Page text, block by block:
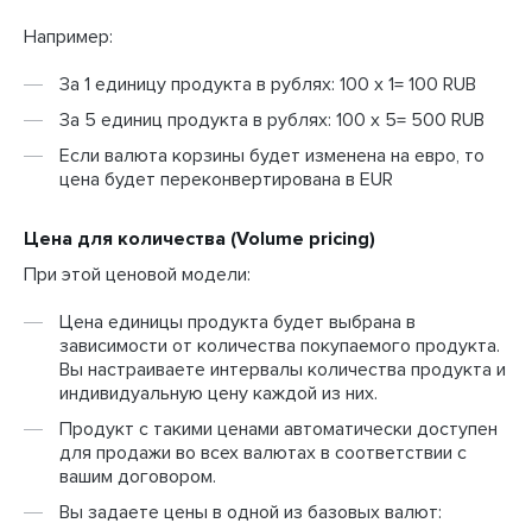
Например:
За 1 единицу продукта в рублях: 100 х 1= 100 RUB
За 5 единиц продукта в рублях: 100 х 5= 500 RUB
Если валюта корзины будет изменена на евро, то
цена будет переконвертирована в EUR
Цена для количества (Volume pricing)
При этой ценовой модели:
Цена единицы продукта будет выбрана в
зависимости от количества покупаемого продукта.
Вы настраиваете интервалы количества продукта и
индивидуальную цену каждой из них.
Продукт с такими ценами автоматически доступен
для продажи во всех валютах в соответствии с
вашим договором.
Вы задаете цены в одной из базовых валют: